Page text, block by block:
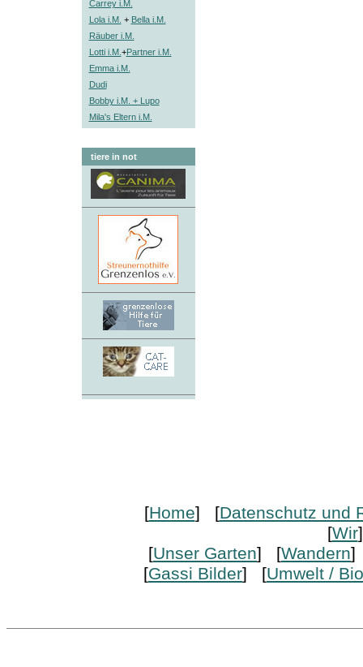
Carrey i.M.
Lola i.M. + Bella i.M.
Räuber i.M.
Lotti i.M. +Partner i.M.
Emma i.M.
Dudi
Bobby i.M. + Lupo
Mila's Eltern i.M.
tiere in not
[Home] [Datenschutz und
[Wir
[Unser Garten] [Wandern]
[Gassi Bilder] [Umwelt / Bio